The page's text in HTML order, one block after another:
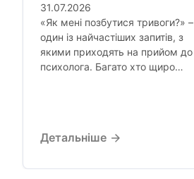
31.07.2026
«Як мені позбутися тривоги?» –
один із найчастіших запитів, з
якими приходять на прийом до
психолога. Багато хто щиро
Детальніше